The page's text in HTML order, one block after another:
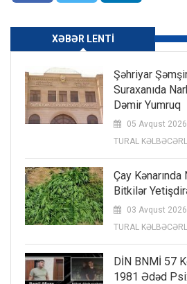
XƏBƏR LENTI
Şəhriyar
Suraxanıda
Dəmir Yumruq
05 Avqust 2026
TURAL
Çay
Bitkilər
03 Avqust 2026
TURAL
DİN BNMİ 57
1981 Ədəd